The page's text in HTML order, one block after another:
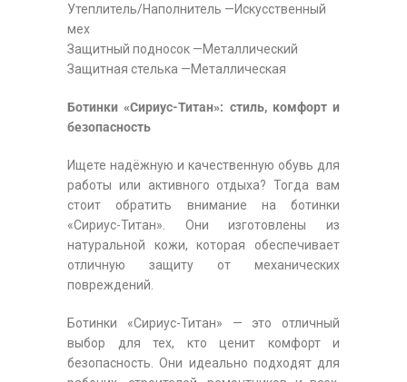
Утеплитель/Наполнитель —Искусственный
мех
Защитный подносок —Металлический
Защитная стелька —Металлическая
Ботинки «Сириус-Титан»: стиль, комфорт и
безопасность
Ищете надёжную и качественную обувь для
работы или активного отдыха? Тогда вам
стоит обратить внимание на ботинки
«Сириус-Титан». Они изготовлены из
натуральной кожи, которая обеспечивает
отличную защиту от механических
повреждений.
Ботинки «Сириус-Титан» — это отличный
выбор для тех, кто ценит комфорт и
безопасность. Они идеально подходят для